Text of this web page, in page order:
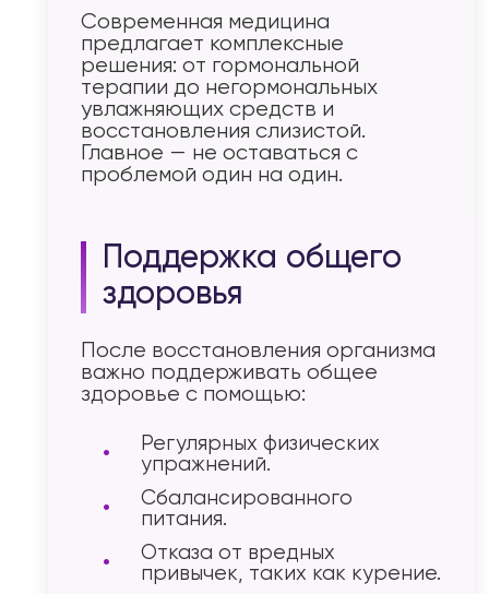
Современная медицина
предлагает комплексные
решения: от гормональной
терапии до негормональных
увлажняющих средств и
восстановления слизистой.
Главное — не оставаться с
проблемой один на один.
Поддержка общего
здоровья
После восстановления организма
важно поддерживать общее
здоровье с помощью:
Регулярных физических
упражнений.
Сбалансированного
питания.
Отказа от вредных
привычек, таких как курение.